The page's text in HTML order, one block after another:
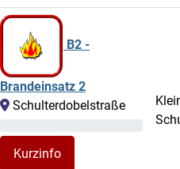
B2 -
Brandeinsatz 2
Schulterdobelstraße